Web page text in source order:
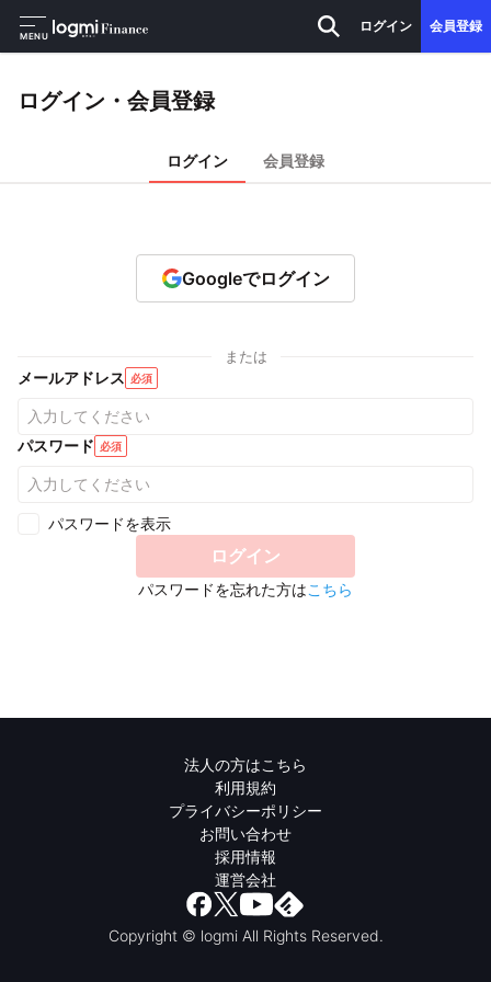
MENU
ログイン 会員登録
ログイン・会員登録
ログイン 会員登録
Googleでログイン
または
メールアドレス 必須
パスワード 必須
パスワードを表示
ログイン
パスワードを忘れた方はこちら
法人の方はこちら
利用規約
プライバシーポリシー
お問い合わせ
採用情報
運営会社
Copyright © logmi All Rights Reserved.